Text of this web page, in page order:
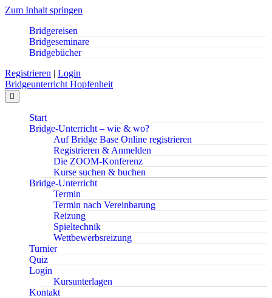
Zum Inhalt springen
Bridgereisen
Bridgeseminare
Bridgebücher
Registrieren | Login
Bridgeunterricht Hopfenheit
Start
Bridge-Unterricht – wie & wo?
Auf Bridge Base Online registrieren
Registrieren & Anmelden
Die ZOOM-Konferenz
Kurse suchen & buchen
Bridge-Unterricht
Termin
Termin nach Vereinbarung
Reizung
Spieltechnik
Wettbewerbsreizung
Turnier
Quiz
Login
Kursunterlagen
Kontakt